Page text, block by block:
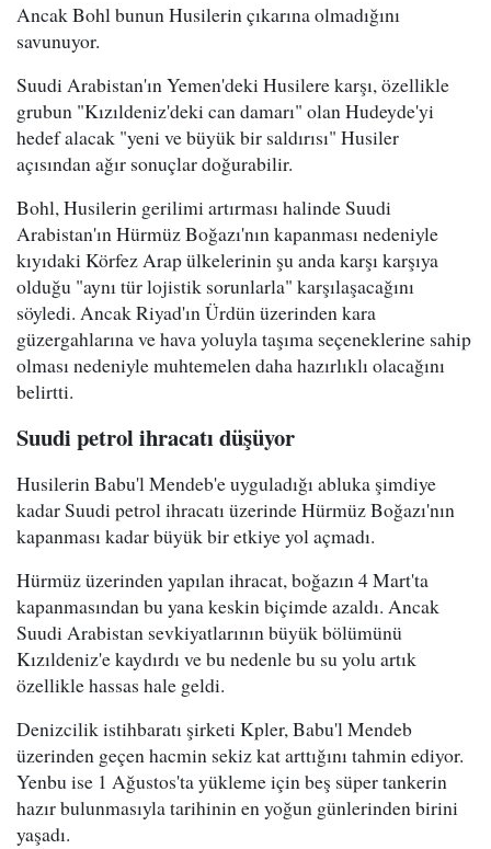
Ancak Bohl bunun Husilerin çıkarına olmadığını
savunuyor.
Suudi Arabistan'ın Yemen'deki Husilere karşı, özellikle
grubun "Kızıldeniz'deki can damarı" olan Hudeyde'yi
hedef alacak "yeni ve büyük bir saldırısı" Husiler
açısından ağır sonuçlar doğurabilir.
Bohl, Husilerin gerilimi artırması halinde Suudi
Arabistan'ın Hürmüz Boğazı'nın kapanması nedeniyle
kıyıdaki Körfez Arap ülkelerinin şu anda karşı karşıya
olduğu "aynı tür lojistik sorunlarla" karşılaşacağını
söyledi. Ancak Riyad'ın Ürdün üzerinden kara
güzergahlarına ve hava yoluyla taşıma seçeneklerine sahip
olması nedeniyle muhtemelen daha hazırlıklı olacağını
belirtti.
Suudi petrol ihracatı düşüyor
Husilerin Babu'l Mendeb'e uyguladığı abluka şimdiye
kadar Suudi petrol ihracatı üzerinde Hürmüz Boğazı'nın
kapanması kadar büyük bir etkiye yol açmadı.
Hürmüz üzerinden yapılan ihracat, boğazın 4 Mart'ta
kapanmasından bu yana keskin biçimde azaldı. Ancak
Suudi Arabistan sevkiyatlarının büyük bölümünü
Kızıldeniz'e kaydırdı ve bu nedenle bu su yolu artık
özellikle hassas hale geldi.
Denizcilik istihbaratı şirketi Kpler, Babu'l Mendeb
üzerinden geçen hacmin sekiz kat arttığını tahmin ediyor.
Yenbu ise 1 Ağustos'ta yükleme için beş süper tankerin
hazır bulunmasıyla tarihinin en yoğun günlerinden birini
yaşadı.